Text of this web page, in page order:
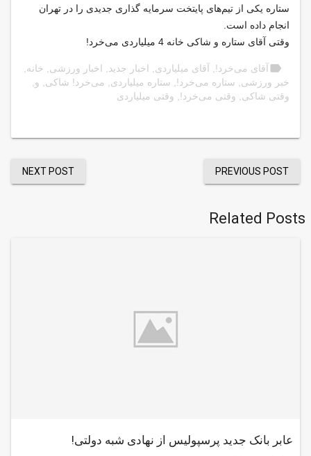
ستاره یکی از تیم‌های پایتخت سرمایه گذاری جدیدی را در تهران
انجام داده است.
وقتی آقای ستاره و شاکی خانه 4 میلیاردی می‌خرد!
label آقای می‌خرد! آقای میلیاردی اخبار جدید اخبار ورزشی خانه
خبر ورزشی
ستاره می‌خرد! ستاره میلیاردی می‌خرد! شاکی و
وقتی شاکی
وقتی می‌خرد! وقتی میلیاردی
PREVIOUS POST
NEXT POST
Related Posts
عابر بانک جدید پرسپولیس از نهادی شبه دولتی!